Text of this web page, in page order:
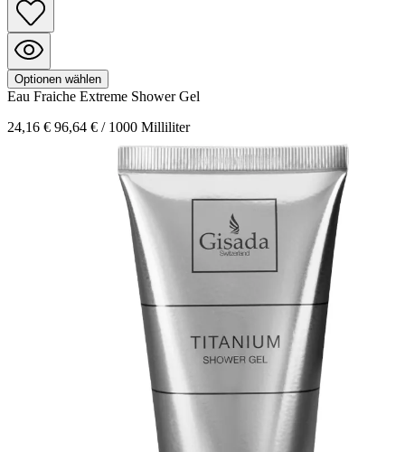
Optionen wählen
Eau Fraiche Extreme Shower Gel
24,16 € 96,64 € / 1000 Milliliter